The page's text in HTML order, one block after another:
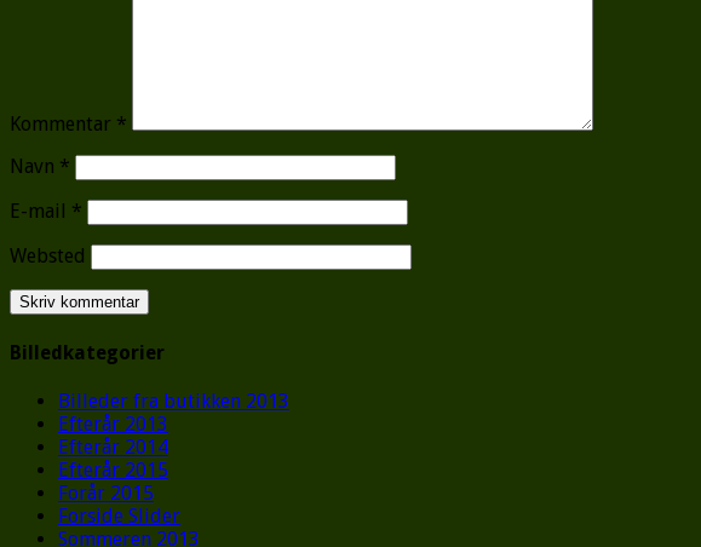
Kommentar *
Navn *
E-mail *
Websted
Billedkategorier
Billeder fra butikken 2013
Efterår 2013
Efterår 2014
Efterår 2015
Forår 2015
Forside Slider
Sommeren 2013